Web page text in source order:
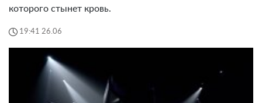
которого стынет кровь.
19:41 26.06